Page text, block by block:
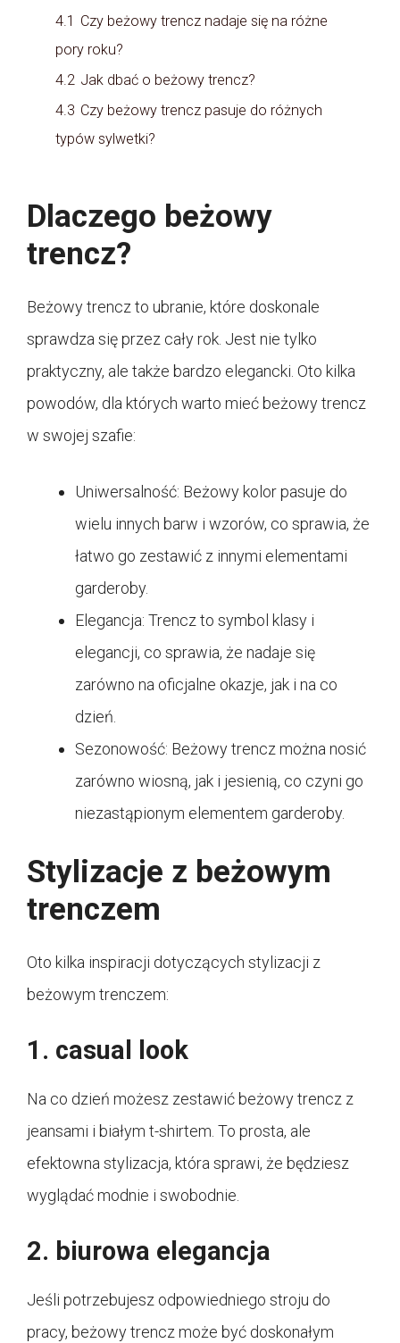
4.1 Czy beżowy trencz nadaje się na różne
pory roku?
4.2 Jak dbać o beżowy trencz?
4.3 Czy beżowy trencz pasuje do różnych
typów sylwetki?
Dlaczego beżowy
trencz?
Beżowy trencz to ubranie, które doskonale
sprawdza się przez cały rok. Jest nie tylko
praktyczny, ale także bardzo elegancki. Oto kilka
powodów, dla których warto mieć beżowy trencz
w swojej szafie:
Uniwersalność: Beżowy kolor pasuje do
wielu innych barw i wzorów, co sprawia, że
łatwo go zestawić z innymi elementami
garderoby.
Elegancja: Trencz to symbol klasy i
elegancji, co sprawia, że nadaje się
zarówno na oficjalne okazje, jak i na co
dzień.
Sezonowość: Beżowy trencz można nosić
zarówno wiosną, jak i jesienią, co czyni go
niezastąpionym elementem garderoby.
Stylizacje z beżowym
trenczem
Oto kilka inspiracji dotyczących stylizacji z
beżowym trenczem:
1. casual look
Na co dzień możesz zestawić beżowy trencz z
jeansami i białym t-shirtem. To prosta, ale
efektowna stylizacja, która sprawi, że będziesz
wyglądać modnie i swobodnie.
2. biurowa elegancja
Jeśli potrzebujesz odpowiedniego stroju do
pracy, beżowy trencz może być doskonałym